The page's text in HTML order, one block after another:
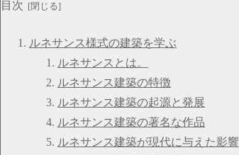
目次
ルネサンス様式の建築を学ぶ
ルネサンスとは。
ルネサンス建築の特徴
ルネサンス建築の起源と発展
ルネサンス建築の著名な作品
ルネサンス建築が現代に与えた影響